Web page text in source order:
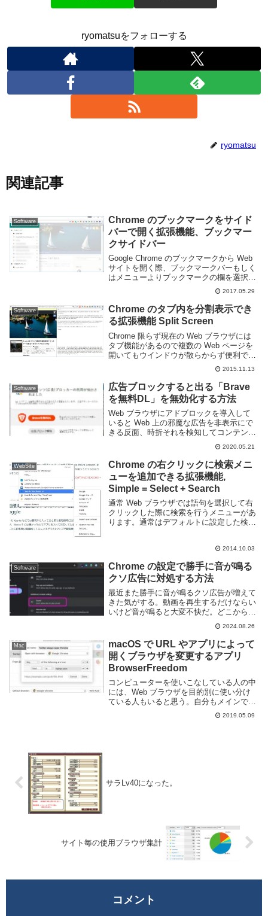
ryomatsuをフォローする
ryomatsu
関連記事
Software
Chrome のブックマークをサイド
バーで開く拡張機能、ブックマー
クサイドバー
Google Chrome のブックマークから Web
サイトを開く際、ブックマークバーもしく
はメニューよりブックマークの欄を選択す
る必要があります。ブックマークバーは横
に並べて表示される為一覧性が悪く、メニ
ューはクリック数が多くなって面倒...
2017.05.29
Software
Chrome のタブ内を分割表示でき
る拡張機能 Split Screen
Chrome 限らず現在の Web ブラウザには
タブ機能があるので複数の Web ページを
開いてもウインドウが散らからず便利で
す。しかし、見ている Web ページなどに
よってはウインドウを複数開いて両方同時
に見たいという場合もあるでしょう。...
2015.11.13
Software
広告ブロックすると出る「Brave
を無料DL」を無効化する方法
Web ブラウザにアドブロックを導入して
いると Web 上の邪魔な広告を非表示にで
きる反面、時折それを検知してコンテンツ
を見られないようにしている Web サイト
に遭遇する事がある。最近ではニュースサ
イトを中心にアドブロックを導入している
と...
2020.05.21
WebSite
Chrome の右クリックに検索メニ
ューを追加できる拡張機能,
Simple = Select + Search
通常 Web ブラウザでは語句を選択して右
クリックした際に検索を行うメニューがあ
ります。通常はデフォルトに設定した検索
す。自分の場合だと Wikipedia や ...2014.10.03
Software
Chrome の設定で勝手に音が鳴る
クソ広告に対処する方法
最近また勝手に音が鳴るクソ広告が増えて
きた気がする。動画を再生するだけならい
いけど音が鳴ると大変不快だ。どこから音
がなっているのか探して停止やミュートボ
タンを押す作業が無駄すぎる。ゴミ。勝手
に音を鳴らすな。というわけで勝手に音が
鳴る広告に対...
2024.08.26
Mac
macOS で URL やアプリによって
開くブラウザを変更するアプリ
BrowserFreedom
コンピューターを使いこなしている人の中
には、Web ブラウザを目的別に使い分け
ている人もいると思う。自分もメインで利
用するのは Google Chrome だが場合によ
っては Firefox や Safari, Vivaldi などを使
2019.05.09
サラLv40になった。
サイト毎の使用ブラウザ集計
コメント